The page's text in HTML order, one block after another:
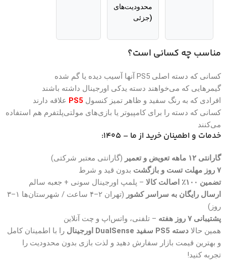
محدودیت‌های
جزئی)
مناسب چه کسانی است؟
کسانی که دسته اصلی PS5 آنها آسیب دیده یا گم شده
گیمرهایی که می‌خواهند دسته یدکی اورجینال داشته باشند
افرادی که به رنگ سفید و ظاهر تمیز کنسول PS5 علاقه دارند
کسانی که دسته را برای کامپیوتر یا بازی‌های مولتی‌پلتفرم هم استفاده
می‌کنند
خدمات و اطمینان خرید از ما – ۱۴۰۵:
گارانتی ۱۲ ماهه تعویض و تعمیر
(گارانتی معتبر شرکتی)
۷ روز مهلت تست و بازگشت
بدون قید و شرط
تضمین ۱۰۰٪ اصالت کالا
– پلمپ اورجینال سونی + جعبه سالم
ارسال رایگان به سراسر کشور
(تهران ۲–۴ ساعت / شهرستان‌ها ۱–۳
روز)
پشتیبانی ۷ روز هفته
– تلفنی، واتس‌اپ و چت آنلاین
همین حالا دسته PS5 سفید DualSense اورجینال
را با اطمینان کامل
و بهترین قیمت بازار سفارش دهید و لذت بازی بدون محدودیت را
تجربه کنید!